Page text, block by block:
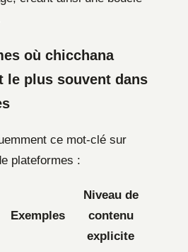
où chicchana
le plus souvent dans
ce mot-clé sur
plateformes :
Exemples
Niveau de
contenu
explicite